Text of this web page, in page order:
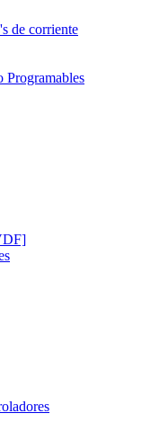
de corriente